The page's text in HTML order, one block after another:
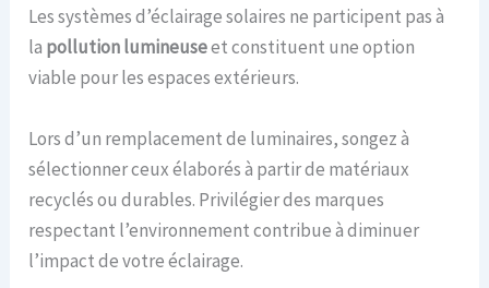
Les systèmes d’éclairage solaires ne participent pas à
la pollution lumineuseet constituent une option
viable pour les espaces extérieurs.
Lors d’un remplacement de luminaires, songez à
sélectionner ceux élaborés à partir de matériaux
recyclés ou durables. Privilégier des marques
respectant l’environnement contribue à diminuer
l’impact de votre éclairage.